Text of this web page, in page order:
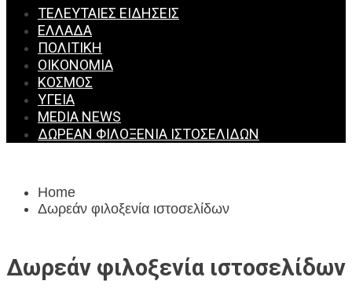
ΤΕΛΕΥΤΑΊΕΣ ΕΙΔΉΣΕΙΣ
ΕΛΛΆΔΑ
ΠΟΛΙΤΙΚΉ
ΟΙΚΟΝΟΜΊΑ
ΚΌΣΜΟΣ
ΥΓΕΊΑ
MEDIA NEWS
ΔΩΡΕΆΝ ΦΙΛΟΞΕΝΊΑ ΙΣΤΟΣΕΛΊΔΩΝ
Home
Δωρεάν φιλοξενία ιστοσελίδων
Δωρεάν φιλοξενία ιστοσελίδων